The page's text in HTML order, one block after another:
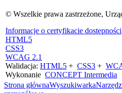
© Wszelkie prawa zastrzeżone,
Informacje o certyfikacie dostępności
HTML5
CSS3
WCAG 2.1
Walidacja: HTML5 + CSS3 +
Wykonanie CONCEPT Intermedia
Strona głównaWyszukiwarka